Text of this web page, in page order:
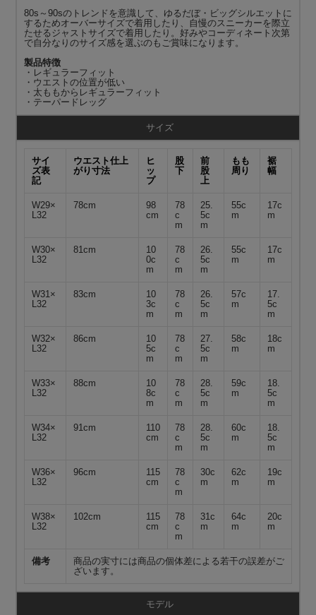
80s～90sのトレンドを意識して、ゆるだぼ・ビッグシルエットに
するためオーバーサイズで着用したり、自慢のスニーカーを際立
たせるジャストサイズで着用したり。好みやコーディネート次第
で自分なりのサイズ感を選ぶのもご賞味になります。
製品特徴
・レギュラーフィット
・ウエストの位置が低い
・太ももからレギュラーフィット
・テーパードレッグ
サイズ
サイ
ズ表
記
ウエスト仕上
がり寸法
ヒ
ッ
プ
股
下
前
股
上
もも
周り
裾
幅
W29×
L32
78cm
98
cm
78
c
m
25.
5c
m
55c
m
17c
m
W30×
L32
81cm
10
0c
m
78
c
m
26.
5c
m
55c
m
17c
m
W31×
L32
83cm
10
3c
m
78
c
m
26.
5c
m
57c
m
17.
5c
m
W32×
L32
86cm
10
5c
m
78
c
m
27.
5c
m
58c
m
18c
m
W33×
L32
88cm
10
8c
m
78
c
m
28.
5c
m
59c
m
18.
5c
m
W34×
L32
91cm
110
cm
78
c
m
28.
5c
m
60c
m
18.
5c
m
W36×
L32
96cm
115
cm
78
c
m
30c
m
62c
m
19c
m
W38×
L32
102cm
115
cm
78
c
m
31c
m
64c
m
20c
m
備考
商品の実寸には商品の個体差による若干の誤差がご
ざいます。
モデル